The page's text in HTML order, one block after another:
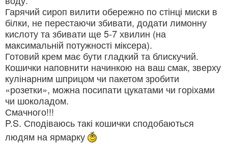
Гарячий сироп вилити обережно по стінці миски в
білки, не перестаючи збивати, додати лимонну
кислоту та збивати ще 5-7 хвилин (на
максимальній потужності міксера).
Готовий крем має бути гладкий та блискучий.
Кошички наповнити начинкою на ваш смак, зверху
кулінарним шприцом чи пакетом зробити
«розетки», можна посипати цукатами чи горіхами
чи шоколадом.
Смачного!!!
P.S. Сподіваюсь такі кошички сподобаються
людям на ярмарку